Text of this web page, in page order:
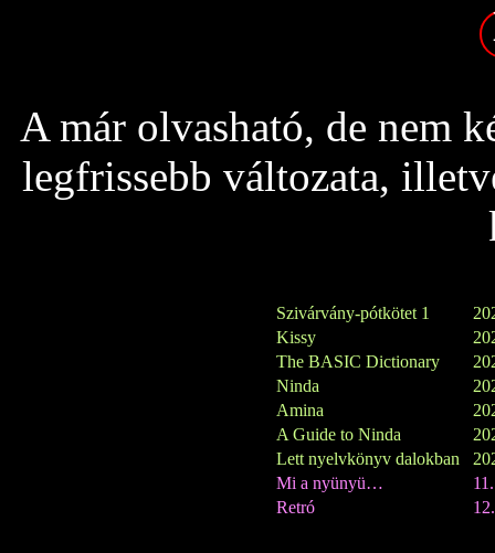
A már olvasható, de nem
legfrissebb változata,
Szivárvány-pótkötet 1
Kissy
The BASIC Dictionary
Ninda
Amina
A Guide to Ninda
Lett nyelvkönyv dalokban
Mi a nyünyü…
Retró